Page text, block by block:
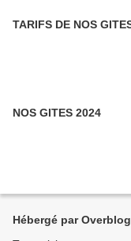
NOS GITES 2024
Hébergé par Overblog